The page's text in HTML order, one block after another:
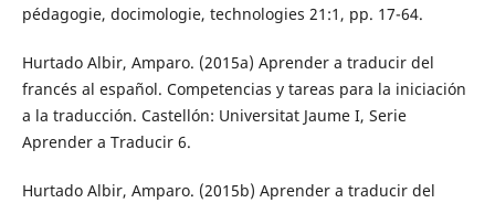
pédagogie, docimologie, technologies 21:1, pp. 17-64.
Hurtado Albir, Amparo. (2015a) Aprender a traducir del
francés al español. Competencias y tareas para la iniciación
a la traducción. Castellón: Universitat Jaume I, Serie
Aprender a Traducir 6.
Hurtado Albir, Amparo. (2015b) Aprender a traducir del